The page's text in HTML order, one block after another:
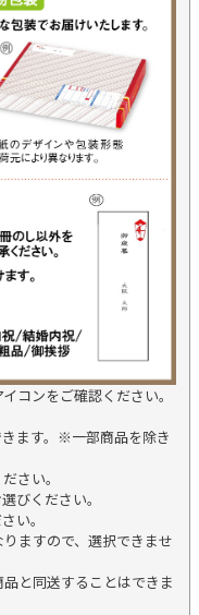
コンをご確認ください。
ます。※一部商品を除き
さい。
びください。
い。
ますので、選択できませ
と同送することはできま